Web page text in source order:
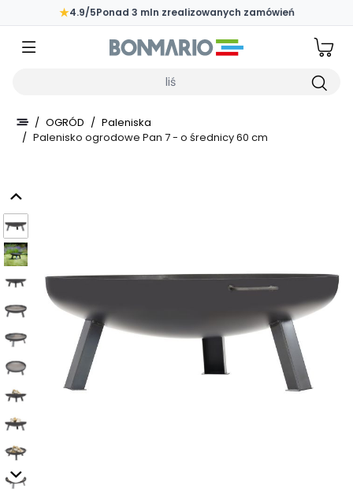
Przejdź do głównej zawartości strony
★4.9/5Ponad 3 mln zrealizowanych zamówień
/ OGRÓD / Paleniska
/ Palenisko ogrodowe Pan 7 - o średnicy 60 cm